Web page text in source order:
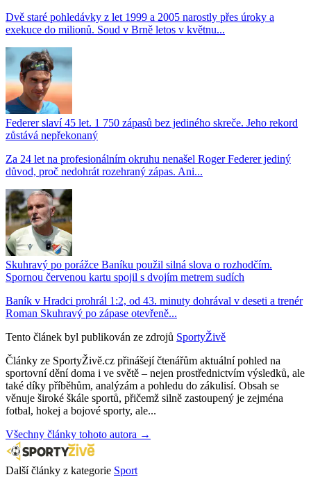
Dvě staré pohledávky z let 1999 a 2005 narostly přes úroky a
exekuce do milionů. Soud v Brně letos v květnu...
Federer slaví 45 let. 1 750 zápasů bez jediného skreče. Jeho rekord
zůstává nepřekonaný
Za 24 let na profesionálním okruhu nenašel Roger Federer jediný
důvod, proč nedohrát rozehraný zápas. Ani...
Skuhravý po porážce Baníku použil silná slova o rozhodčím.
Spornou červenou kartu spojil s dvojím metrem sudích
Baník v Hradci prohrál 1:2, od 43. minuty dohrával v deseti a trenér
Roman Skuhravý po zápase otevřeně...
Tento článek byl publikován ze zdrojů SportyŽivě
Články ze SportyŽivě.cz přinášejí čtenářům aktuální pohled na
sportovní dění doma i ve světě – nejen prostřednictvím výsledků, ale
také díky příběhům, analýzám a pohledu do zákulisí. Obsah se
věnuje široké škále sportů, přičemž silně zastoupený je zejména
fotbal, hokej a bojové sporty, ale...
Všechny články tohoto autora →
Další články z kategorie Sport